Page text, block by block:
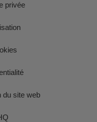
privée
du site web